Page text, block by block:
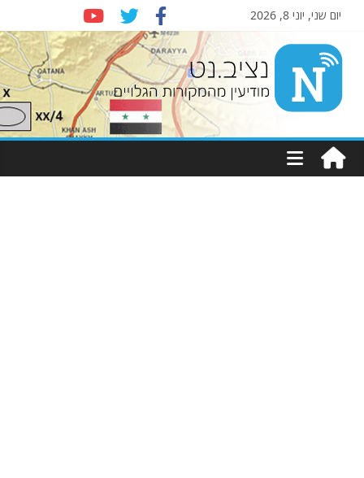
יום שני, יוני 8, 2026
Nziv.net
מודיעין
מהמקורות